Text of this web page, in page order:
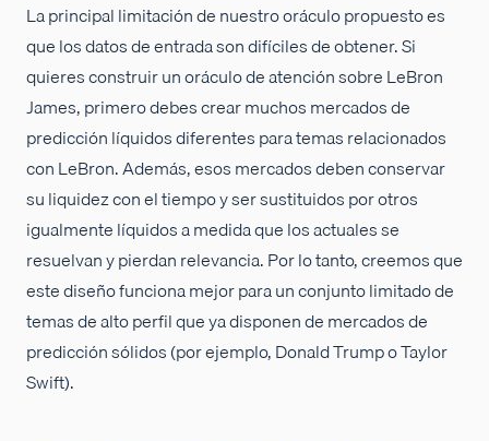
La principal limitación de nuestro oráculo propuesto es
que los datos de entrada son difíciles de obtener. Si
quieres construir un oráculo de atención sobre LeBron
James, primero debes crear muchos mercados de
predicción líquidos diferentes para temas relacionados
con LeBron. Además, esos mercados deben conservar
su liquidez con el tiempo y ser sustituidos por otros
igualmente líquidos a medida que los actuales se
resuelvan y pierdan relevancia. Por lo tanto, creemos que
este diseño funciona mejor para un conjunto limitado de
temas de alto perfil que ya disponen de mercados de
predicción sólidos (por ejemplo, Donald Trump o Taylor
Swift).